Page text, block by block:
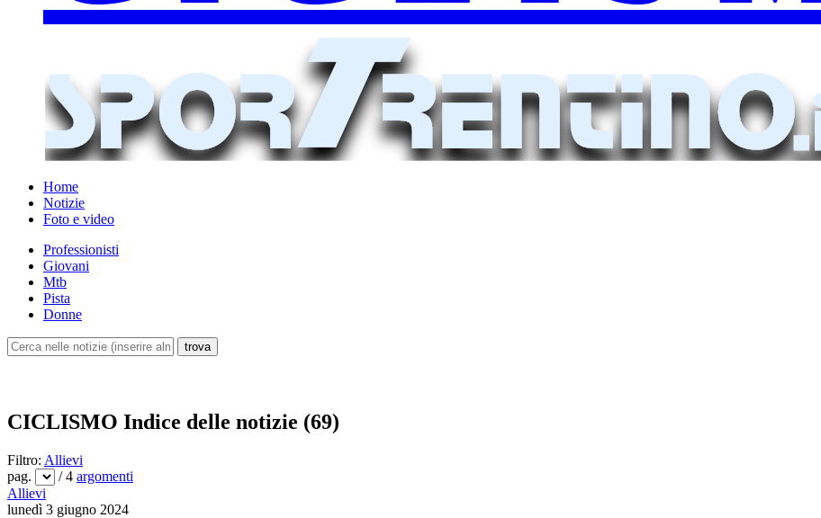
Home
Notizie
Foto e video
Professionisti
Giovani
Mtb
Pista
Donne
CICLISMO Indice delle notizie (69)
Filtro: Allievi
pag.
/ 4 argomenti
Allievi
lunedì 3 giugno 2024